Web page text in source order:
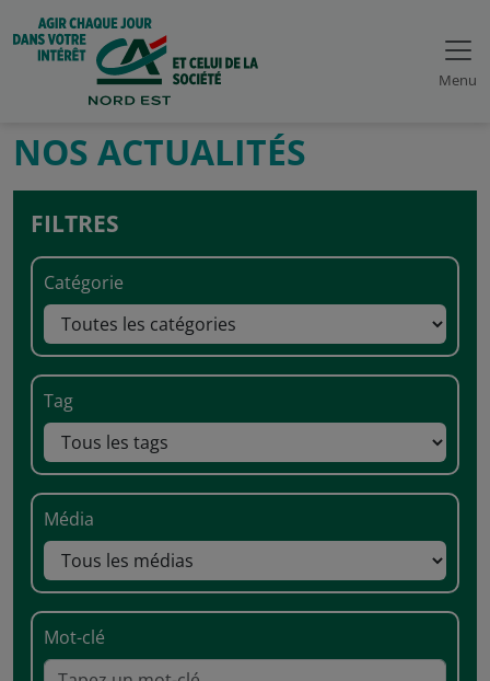
Menu
NOS ACTUALITÉS
FILTRES
Catégorie
Tag
Média
Mot-clé